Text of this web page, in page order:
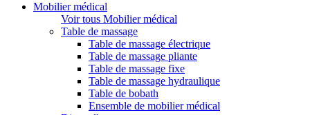
Mobilier médical
Voir tous Mobilier médical
Table de massage
Table de massage électrique
Table de massage pliante
Table de massage fixe
Table de massage hydraulique
Table de bobath
Ensemble de mobilier médical